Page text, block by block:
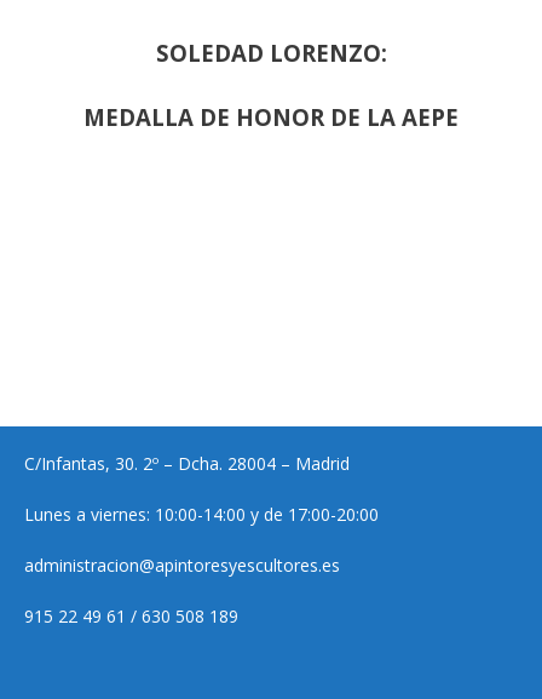
SOLEDAD LORENZO:
MEDALLA DE HONOR DE LA AEPE
C/Infantas, 30. 2º – Dcha. 28004 – Madrid
Lunes a viernes: 10:00-14:00 y de 17:00-20:00
administracion@apintoresyescultores.es
915 22 49 61 / 630 508 189